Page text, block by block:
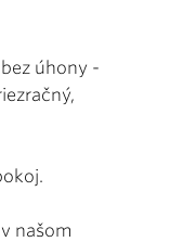
úhony -
našom